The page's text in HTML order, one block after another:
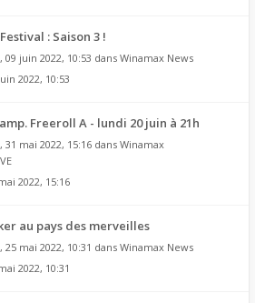
: Saison 3 !
, 09 juin 2022, 10:53 dans Winamax News
2022, 10:53
Freeroll A - lundi 20 juin à 21h
, 31 mai 2022, 15:16 dans Winamax
2022, 15:16
au pays des merveilles
, 25 mai 2022, 10:31 dans Winamax News
2022, 10:31